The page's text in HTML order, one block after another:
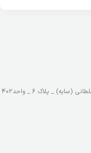
_ پلاک ۶ _ واحد۴۰۲